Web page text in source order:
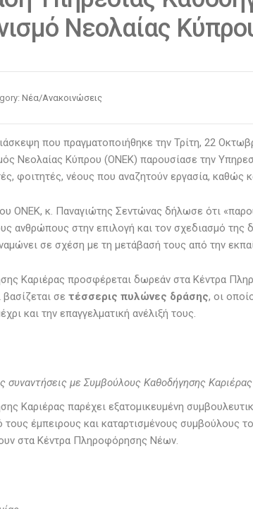
Νεολαίας
Νέα/Ανακοινώσεις
που πραγματοποιήθηκε την Τρίτη, 22
Νεολαίας Κύπρου (ΟΝΕΚ) παρουσίασε την
φοιτητές, νέους που αναζητούν εργασία, καθώς
ΟΝΕΚ, κ. Παναγιώτης Σεντώνας δήλωσε ότι
ανθρώπους στην επιλογή και τον σχεδιασμό της
σε σχέση με τη μετάβασή τους από την
Καριέρας προσφέρεται δωρεάν στα Κέντρα
σε τέσσερις πυλώνες δράσης, οι
και την επαγγελματική ανέλιξή τους.
συναντήσεις με Συμβούλους Καθοδήγησης Καριέρας
Καριέρας παρέχει εξατομικευμένη
έμπειρους και καταρτισμένους συμβούλους
στα Κέντρα Πληροφόρησης Νέων.